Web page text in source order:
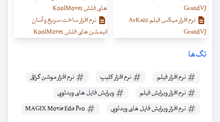
نرم افزار میکس فیلم ArKaos
GrandVJ
نرم افزار ساخت سریع و آسان
انیمشن های فلش KoolMoves
تگ‌ها
نرم افزار فیلم نرم افزار کلیپ
نرم افزار موشن گرافی
نرم افزار ویرایش فیلم
ویرایش فایل های ویدئویی
نرم افزار ویرایش فایل های ویدئویی